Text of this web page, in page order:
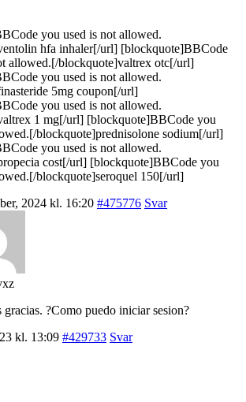
you used is not allowed.
hfa inhaler[/url] [blockquote]BBCode
allowed.[/blockquote]valtrex otc[/url]
you used is not allowed.
5mg coupon[/url]
you used is not allowed.
1 mg[/url] [blockquote]BBCode you
blockquote]prednisolone sodium[/url]
you used is not allowed.
cost[/url] [blockquote]BBCode you
blockquote]seroquel 150[/url]
2024 kl. 16:20 #475776 Svar
gracias. ?Como puedo iniciar sesion?
kl. 13:09 #429733 Svar